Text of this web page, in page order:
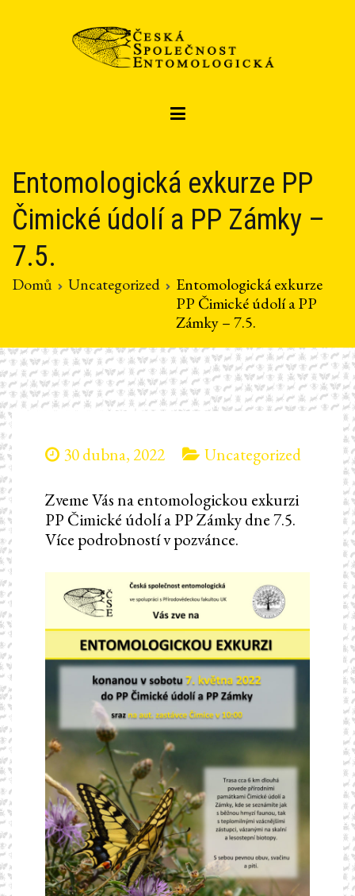
Entomologická exkurze PP
Čimické údolí a PP Zámky –
7.5.
Domů Uncategorized
Entomologická exkurze
PP Čimické údolí a PP
Zámky – 7.5.
30 dubna, 2022 Uncategorized
Zveme Vás na entomologickou exkurzi
PP Čimické údolí a PP Zámky dne 7.5.
Více podrobností v pozvánce.